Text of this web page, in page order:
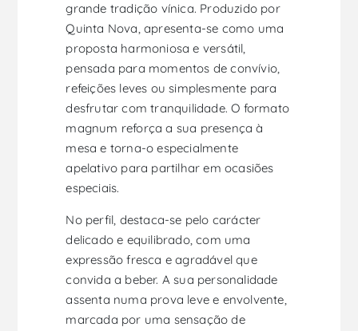
grande tradição vínica. Produzido por
Quinta Nova, apresenta-se como uma
proposta harmoniosa e versátil,
pensada para momentos de convívio,
refeições leves ou simplesmente para
desfrutar com tranquilidade. O formato
magnum reforça a sua presença à
mesa e torna-o especialmente
apelativo para partilhar em ocasiões
especiais.
No perfil, destaca-se pelo carácter
delicado e equilibrado, com uma
expressão fresca e agradável que
convida a beber. A sua personalidade
assenta numa prova leve e envolvente,
marcada por uma sensação de